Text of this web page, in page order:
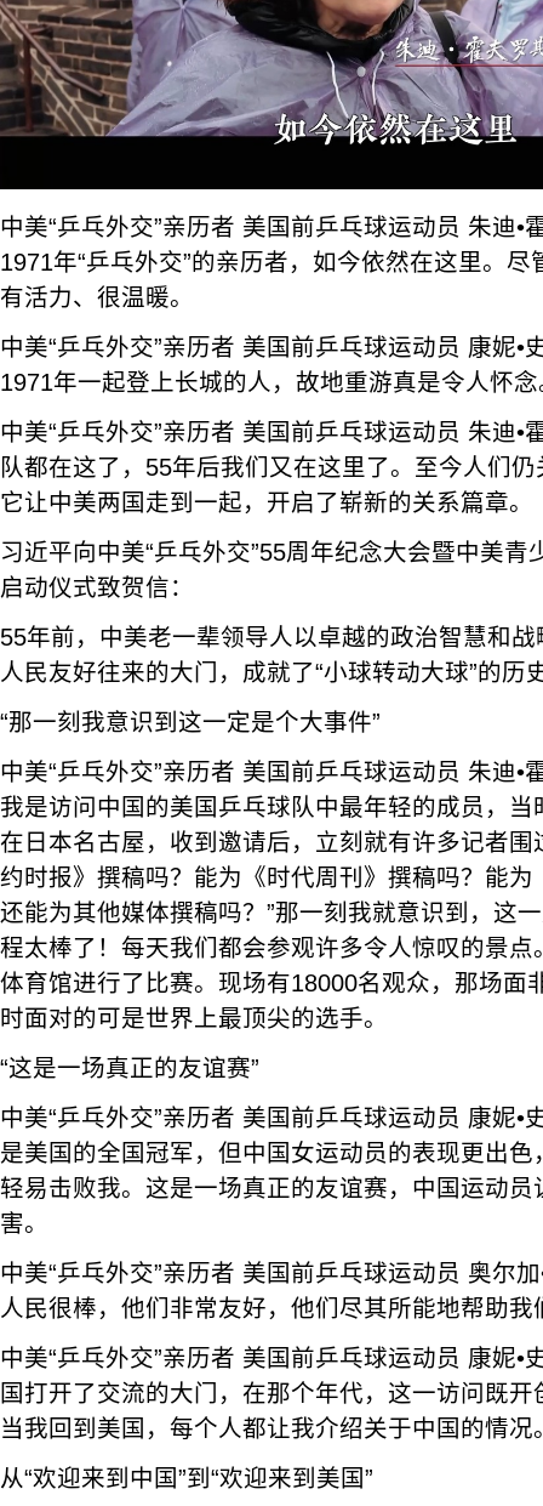
中美“乒乓外交”亲历者 美国前乒乓球运动员 朱迪•
1971年“乒乓外交”的亲历者，如今依然在这里。
有活力、很温暖。
中美“乒乓外交”亲历者 美国前乒乓球运动员 康妮•
1971年一起登上长城的人，故地重游真是令人怀念
中美“乒乓外交”亲历者 美国前乒乓球运动员 朱迪•
队都在这了，55年后我们又在这里了。至今人们仍
它让中美两国走到一起，开启了崭新的关系篇章。
习近平向中美“乒乓外交”55周年纪念大会暨中美青
启动仪式致贺信：
55年前，中美老一辈领导人以卓越的政治智慧和
人民友好往来的大门，成就了“小球转动大球”的历
“那一刻我意识到这一定是个大事件”
中美“乒乓外交”亲历者 美国前乒乓球运动员 朱迪•
我是访问中国的美国乒乓球队中最年轻的成员，
在日本名古屋，收到邀请后，立刻就有许多记者围
约时报》撰稿吗？能为《时代周刊》撰稿吗？能
还能为其他媒体撰稿吗？”那一刻我就意识到，这
程太棒了！每天我们都会参观许多令人惊叹的景
体育馆进行了比赛。现场有18000名观众，那场面
时面对的可是世界上最顶尖的选手。
“这是一场真正的友谊赛”
中美“乒乓外交”亲历者 美国前乒乓球运动员 康妮•
是美国的全国冠军，但中国女运动员的表现更出
轻易击败我。这是一场真正的友谊赛，中国运动
害。
中美“乒乓外交”亲历者 美国前乒乓球运动员 奥尔
人民很棒，他们非常友好，他们尽其所能地帮助我
中美“乒乓外交”亲历者 美国前乒乓球运动员 康妮•
国打开了交流的大门，在那个年代，这一访问既
当我回到美国，每个人都让我介绍关于中国的情况
从“欢迎来到中国”到“欢迎来到美国”